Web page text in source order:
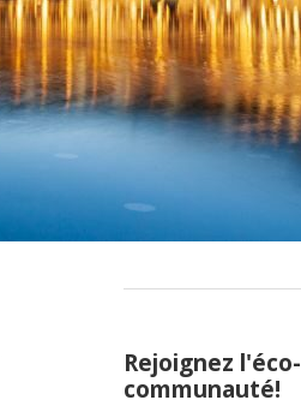
Rejoignez l'éco-
communauté!